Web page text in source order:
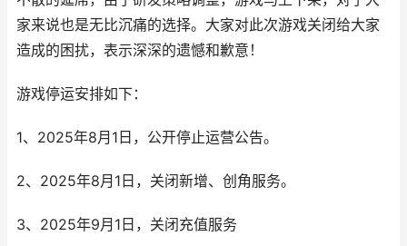
家来说也是无比沉痛的选择。大家对此次游戏关闭给大家
造成的困扰，表示深深的遗憾和歉意！
游戏停运安排如下：
1、2025年8月1日，公开停止运营公告。
2、2025年8月1日，关闭新增、创角服务。
3、2025年9月1日，关闭充值服务